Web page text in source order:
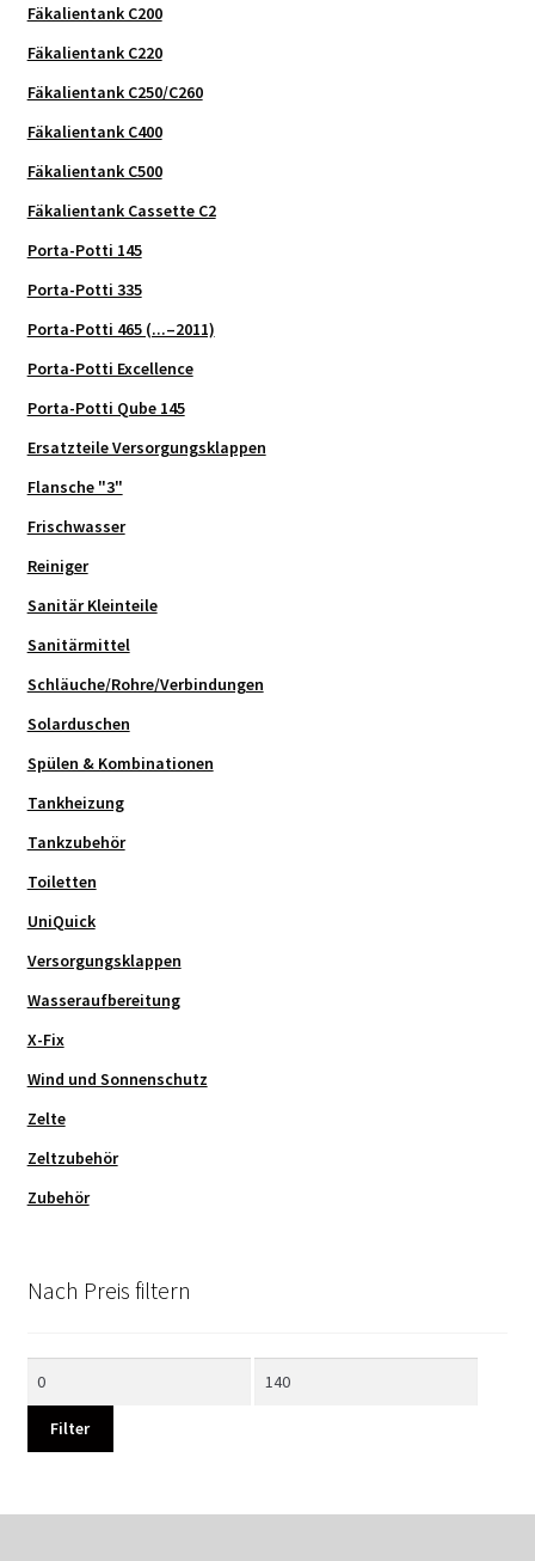
Fäkalientank C200
Fäkalientank C220
Fäkalientank C250/C260
Fäkalientank C400
Fäkalientank C500
Fäkalientank Cassette C2
Porta-Potti 145
Porta-Potti 335
Porta-Potti 465 (...–2011)
Porta-Potti Excellence
Porta-Potti Qube 145
Ersatzteile Versorgungsklappen
Flansche "3"
Frischwasser
Reiniger
Sanitär Kleinteile
Sanitärmittel
Schläuche/Rohre/Verbindungen
Solarduschen
Spülen & Kombinationen
Tankheizung
Tankzubehör
Toiletten
UniQuick
Versorgungsklappen
Wasseraufbereitung
X-Fix
Wind und Sonnenschutz
Zelte
Zeltzubehör
Zubehör
Nach Preis filtern
Filter